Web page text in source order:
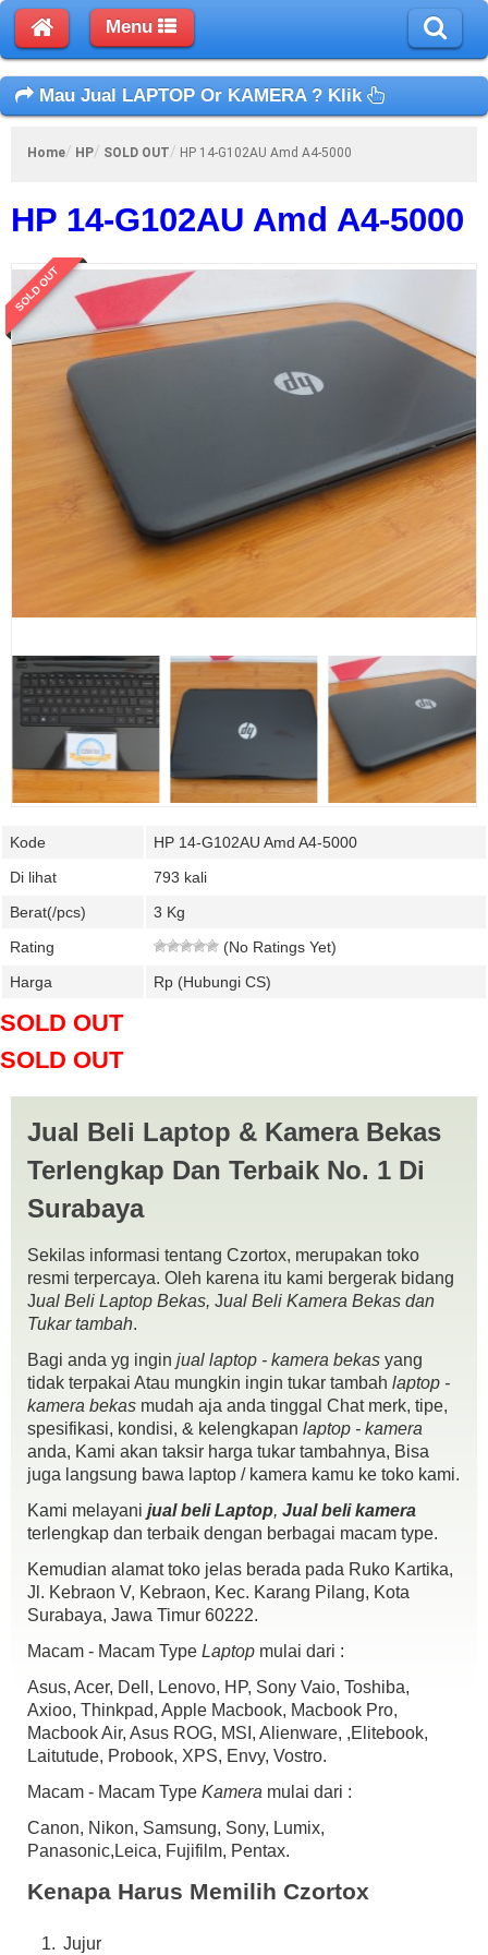
Menu
Mau Jual LAPTOP Or KAMERA ? Klik
Home HP SOLD OUT HP 14-G102AU Amd A4-5000
HP 14-G102AU Amd A4-5000
SOLD OUT
Kode
HP 14-G102AU Amd A4-5000
Di lihat
793 kali
Berat(/pcs)
3 Kg
Rating
(No Ratings Yet)
Harga
Rp (Hubungi CS)
SOLD OUT
SOLD OUT
HP 14-G102AU Amd A4-5000
Spek :
Ram 2gb
HDD 500GB
Led 14in
no dvd, Wifi, Webcam
Win10
Spek Lain Googling aja .,
Kondisi :
mesin normal semua.,
batre 2-3 Jam lebih..,
Kelengkapan :
unit
batre
dosbook
yang g da jangan di tanya
Jual Beli Laptop & Kamera Bekas
Terlengkap Dan Terbaik No. 1 Di
Surabaya
Sekilas informasi tentang Czortox, merupakan toko
resmi terpercaya. Oleh karena itu kami bergerak bidang
Jual Beli Laptop Bekas, Jual Beli Kamera Bekas dan
Tukar tambah.
Bagi anda yg ingin jual laptop - kamera bekas yang
tidak terpakai Atau mungkin ingin tukar tambah laptop -
kamera bekas mudah aja anda tinggal Chat merk, tipe,
spesifikasi, kondisi, & kelengkapan laptop - kamera
anda, Kami akan taksir harga tukar tambahnya, Bisa
juga langsung bawa laptop / kamera kamu ke toko kami.
Kami melayani jual beli Laptop, Jual beli kamera
terlengkap dan terbaik dengan berbagai macam type.
Kemudian alamat toko jelas berada pada Ruko Kartika,
Jl. Kebraon V, Kebraon, Kec. Karang Pilang, Kota
Surabaya, Jawa Timur 60222.
Macam - Macam Type Laptop mulai dari :
Asus, Acer, Dell, Lenovo, HP, Sony Vaio, Toshiba,
Axioo, Thinkpad, Apple Macbook, Macbook Pro,
Macbook Air, Asus ROG, MSI, Alienware, ,Elitebook,
Laitutude, Probook, XPS, Envy, Vostro.
Macam - Macam Type Kamera mulai dari :
Canon, Nikon, Samsung, Sony, Lumix,
Panasonic,Leica, Fujifilm, Pentax.
Kenapa Harus Memilih Czortox
Jujur